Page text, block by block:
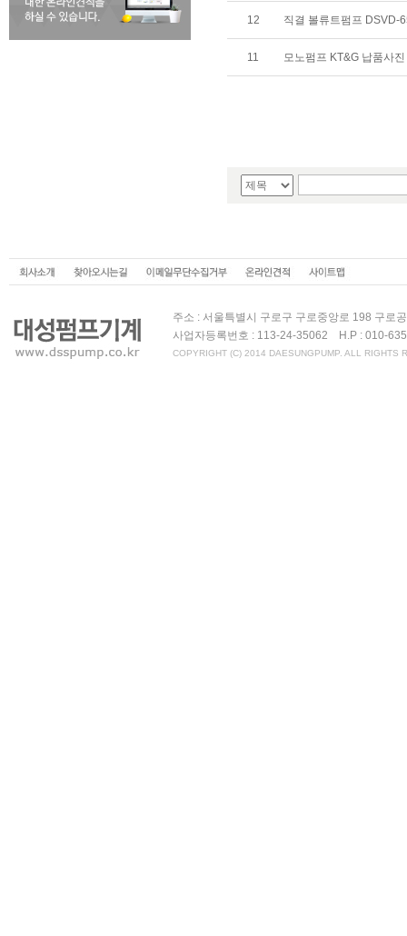
12 직결 볼류트펌프 DSVD-
11 모노펌프 KT&G 납품사진
주소 : 서울특별시 구로구 구로중앙로 198 구
사업자등록번호 : 113-24-35062 H.P : 010-
COPYRIGHT (C) 2014 DAESUNGPUMP. ALL RIGHTS